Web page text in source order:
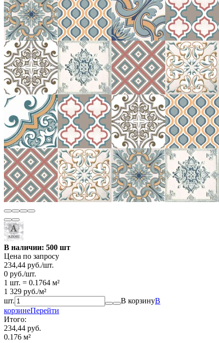
В наличии: 500 шт
Цена по запросу
234,44 руб./шт.
0 руб./шт.
1 шт. = 0.1764 м²
1 329 руб./м²
шт.
В корзинуВ
корзинеПерейти
Итого:
234,44 руб.
0.176 м²